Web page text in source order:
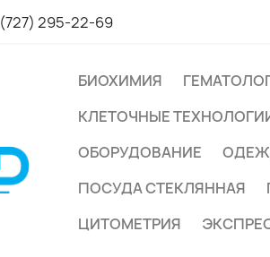
(727) 295-22-69
БИОХИМИЯ
КЛЕТОЧНЫЕ
ОБОРУДОВАНИЕ
ПОСУДА СТЕКЛЯННАЯ
ЦИТОМЕТРИЯ